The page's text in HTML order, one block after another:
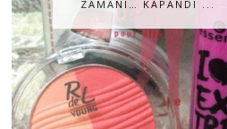
ZAMANI… KAPANDI ...